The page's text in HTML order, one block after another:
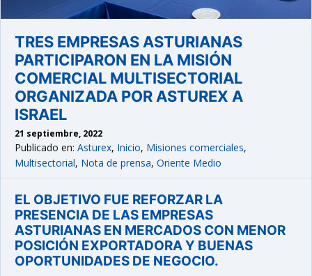
TRES EMPRESAS ASTURIANAS
PARTICIPARON EN LA MISIÓN
COMERCIAL MULTISECTORIAL
ORGANIZADA POR ASTUREX A
ISRAEL
21 septiembre, 2022
Publicado en: Asturex, Inicio, Misiones comerciales,
Multisectorial, Nota de prensa, Oriente Medio
EL OBJETIVO FUE REFORZAR LA
PRESENCIA DE LAS EMPRESAS
ASTURIANAS EN MERCADOS CON MENOR
POSICIÓN EXPORTADORA Y BUENAS
OPORTUNIDADES DE NEGOCIO.